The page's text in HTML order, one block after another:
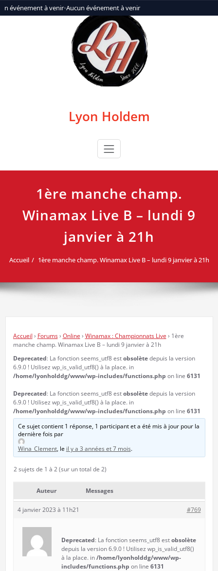
événement à venir•Aucun événement à venir
Aller
au
Lyon Holdem
1ère manche champ.
Winamax Live B – lundi 9
janvier à 21h
Accueil 1ère manche champ. Winamax Live B – lundi 9 janvier à 21h
Accueil › Forums › Online › Winamax : Championnats Live › 1ère
manche champ. Winamax Live B – lundi 9 janvier à 21h
Deprecated: La fonction seems_utf8 estobsolètedepuis la version
6.9.0 ! Utilisez wp_is_valid_utf8() à la place. in
/home/lyonholddg/www/wp-includes/functions.php on line 6131
Deprecated: La fonction seems_utf8 estobsolètedepuis la version
6.9.0 ! Utilisez wp_is_valid_utf8() à la place. in
/home/lyonholddg/www/wp-includes/functions.php on line 6131
Ce sujet contient 1 réponse, 1 participant et a été mis à jour pour la
dernière fois par
Wina_Clement, le il y a 3 années et 7 mois.
2 sujets de 1 à 2 (sur un total de 2)
Auteur Messages
4 janvier 2023 à 11h21 #769
Deprecated: La fonction seems_utf8 estobsolète
depuis la version 6.9.0 ! Utilisez wp_is_valid_utf8()
à la place. in/home/lyonholddg/www/wp-
includes/functions.php on line 6131